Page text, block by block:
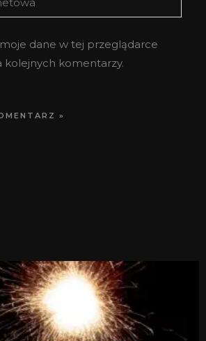
dane w tej przeglądarce
kolejnych komentarzy.